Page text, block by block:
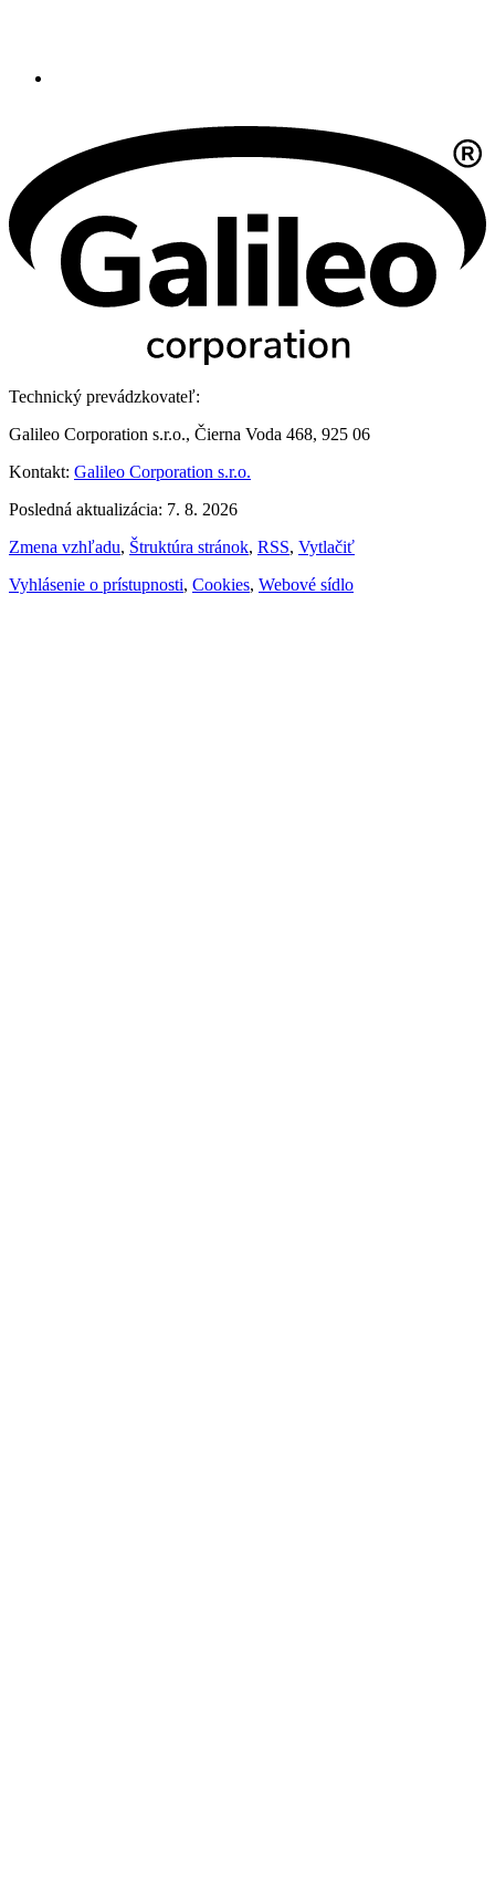
Technický prevádzkovateľ:
Galileo Corporation s.r.o., Čierna Voda 468, 925 06
Kontakt: Galileo Corporation s.r.o.
Posledná aktualizácia: 7. 8. 2026
Zmena vzhľadu, Štruktúra stránok, RSS, Vytlačiť
Vyhlásenie o prístupnosti, Cookies, Webové sídlo